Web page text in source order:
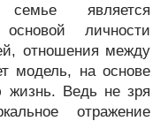
является
личности
отношения между
модель, на основе
жизнь. Ведь не зря
отражение